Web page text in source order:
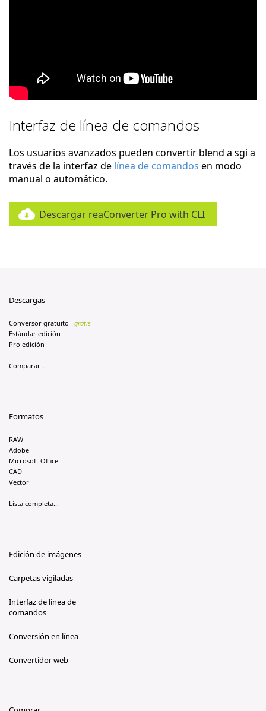
Interfaz de línea de comandos
Los usuarios avanzados pueden convertir blend a sgi a
través de la interfaz de línea de comandos en modo
manual o automático.
Descargar reaConverter Pro with CLI
Descargas
Conversor gratuito
gratis
Estándar edición
Pro edición
Comparar...
Formatos
RAW
Adobe
Microsoft Office
CAD
Vector
Lista completa...
Edición de imágenes
Carpetas vigiladas
Interfaz de línea de
comandos
Conversión en línea
Convertidor web